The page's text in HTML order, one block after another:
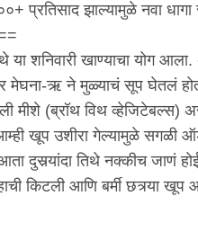
प्रतिसाद झाल्यामुळे नवा
येथे या शनिवारी खाण्याचा योग
मेघना-ऋ ने मुळ्याचं सूप घेतलं
मीशे (ब्रॉथ विथ व्हेजिटेबल्स)
खूप उशीरा गेल्यामुळे सगळी
दुसर्‍यांदा तिथे नक्कीच जाणं
किटली आणि बर्मी छत्र्या खूप